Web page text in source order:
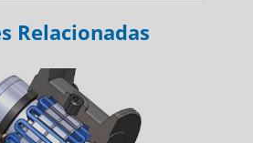
Relacionadas